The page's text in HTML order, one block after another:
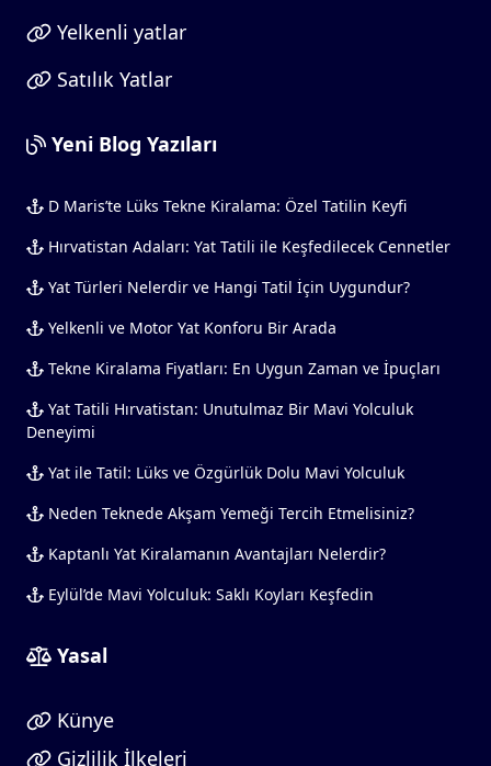
Yelkenli yatlar
Satılık Yatlar
Yeni Blog Yazıları
D Maris’te Lüks Tekne Kiralama: Özel Tatilin Keyfi
Hırvatistan Adaları: Yat Tatili ile Keşfedilecek Cennetler
Yat Türleri Nelerdir ve Hangi Tatil İçin Uygundur?
Yelkenli ve Motor Yat Konforu Bir Arada
Tekne Kiralama Fiyatları: En Uygun Zaman ve İpuçları
Yat Tatili Hırvatistan: Unutulmaz Bir Mavi Yolculuk
Deneyimi
Yat ile Tatil: Lüks ve Özgürlük Dolu Mavi Yolculuk
Neden Teknede Akşam Yemeği Tercih Etmelisiniz?
Kaptanlı Yat Kiralamanın Avantajları Nelerdir?
Eylül’de Mavi Yolculuk: Saklı Koyları Keşfedin
Yasal
Künye
Gizlilik İlkeleri